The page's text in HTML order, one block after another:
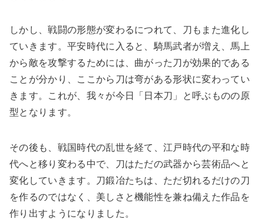
しかし、戦闘の形態が変わるにつれて、刀もまた進化し
ていきます。平安時代に入ると、騎馬武者が増え、馬上
から敵を攻撃するためには、曲がった刀が効果的である
ことが分かり、ここから刀は弯がある形状に変わってい
きます。これが、我々が今日「日本刀」と呼ぶものの原
型となります。
その後も、戦国時代の乱世を経て、江戸時代の平和な時
代へと移り変わる中で、刀はただの武器から芸術品へと
変化していきます。刀鍛冶たちは、ただ切れるだけの刀
を作るのではなく、美しさと機能性を兼ね備えた作品を
作り出すようになりました。